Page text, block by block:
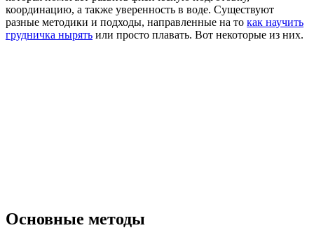
координацию, а также уверенность в воде. Существуют
разные методики и подходы, направленные на то как научить
грудничка нырять или просто плавать. Вот некоторые из них.
Основные методы